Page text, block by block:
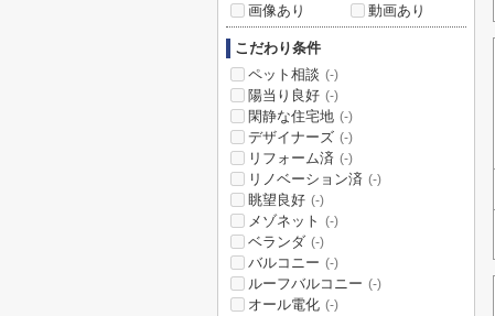
画像あり
動画あり
こだわり条件
ペット相談 (-)
陽当り良好 (-)
閑静な住宅地 (-)
デザイナーズ (-)
リフォーム済 (-)
リノベーション済 (-)
眺望良好 (-)
メゾネット (-)
ベランダ (-)
バルコニー (-)
ルーフバルコニー (-)
オール電化 (-)